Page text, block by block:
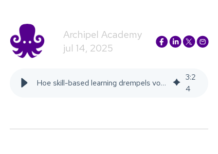
Archipel Academy
jul 14, 2025
Hoe skill-based learning drempels voor leren wegneemt
3:2
4